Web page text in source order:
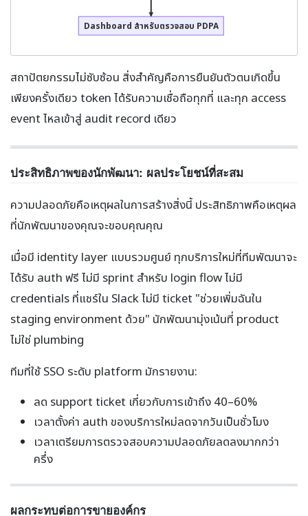
Dashboard สำหรับตรวจสอบ PDPA
สถาปัตยกรรมไม่ซับซ้อน สิ่งสำคัญคือการยืนยันตัวตนเกิดขึ้น
เพียงครั้งเดียว token ได้รับความเชื่อถือทุกที่ และทุก access
event ไหลเข้าสู่ audit record เดียว
ประสิทธิภาพของนักพัฒนา: ผลประโยชน์ที่สะสม
ความปลอดภัยคือเหตุผลในการสร้างสิ่งนี้ ประสิทธิภาพคือเหตุผล
ที่นักพัฒนาของคุณจะขอบคุณคุณ
เมื่อมี identity layer แบบรวมศูนย์ ทุกบริการใหม่ที่ทีมพัฒนาจะ
ได้รับ auth ฟรี ไม่มี sprint สำหรับ login flow ไม่มี
credentials ที่แชร์ใน Slack ไม่มี ticket "ช่วยเพิ่มฉันใน
staging environment ด้วย" นักพัฒนามุ่งเน้นที่ product
ไม่ใช่ plumbing
ทีมที่ใช้ SSO ระดับ platform มักรายงาน:
ลด support ticket เกี่ยวกับการเข้าถึง 40–60%
เวลาตั้งค่า auth ของบริการใหม่ลดจากวันเป็นชั่วโมง
เวลาเตรียมการตรวจสอบความปลอดภัยลดลงมากกว่า
ครึ่ง
ผลกระทบต่อการขายองค์กร